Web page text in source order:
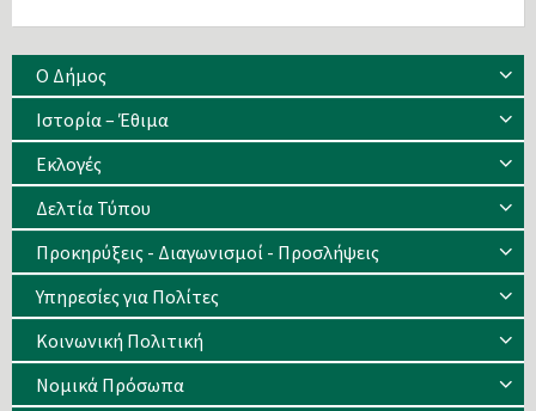
Ο Δήμος
Ιστορία – Έθιμα
Eκλογές
Δελτία Τύπου
Προκηρύξεις - Διαγωνισμοί - Προσλήψεις
Υπηρεσίες για Πολίτες
Κοινωνική Πολιτική
Νομικά Πρόσωπα